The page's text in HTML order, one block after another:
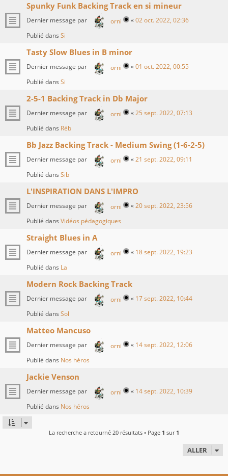
Spunky Funk Backing Track en si mineur
Dernier message par orni «02 oct. 2022, 02:36
Publié dans Si
Tasty Slow Blues in B minor
Dernier message par orni «01 oct. 2022, 00:55
Publié dans Si
2-5-1 Backing Track in Db Major
Dernier message par orni «25 sept. 2022, 07:13
Publié dans Réb
Bb Jazz Backing Track - Medium Swing (1-6-2-5)
Dernier message par orni «21 sept. 2022, 09:11
Publié dans Sib
L'INSPIRATION DANS L'IMPRO
Dernier message par orni «20 sept. 2022, 23:56
Publié dans Vidéos pédagogiques
Straight Blues in A
Dernier message par orni « 18 sept. 2022, 19:23
Publié dans La
Modern Rock Backing Track
Dernier message par orni « 17 sept. 2022, 10:44
Publié dans Sol
Matteo Mancuso
Dernier message par orni « 14 sept. 2022, 12:06
Publié dans Nos héros
Jackie Venson
Dernier message par orni « 14 sept. 2022, 10:39
Publié dans Nos héros
La recherche a retourné 20 résultats • Page 1 sur 1
ALLER